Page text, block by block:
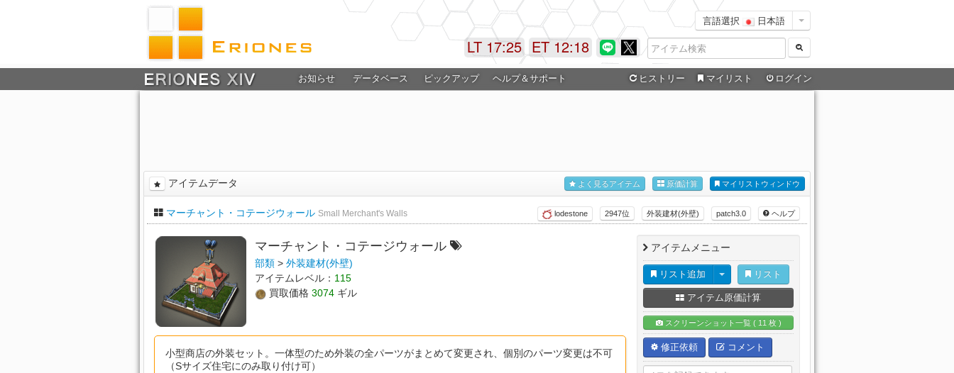
言語選択 日本語
ET 12:18
LT 17:25
お知らせ データベース ピックアップ ヘルプ＆サポート ヒストリー マイリスト ログイン
アイテムデータ マイリストウィンドウ
原価計算
よく見るアイテム
マーチャント・コテージウォール Small Merchant's Walls ヘルプ
patch3.0
外装建材(外壁)
2947位
lodestone
マーチャント・コテージウォール
部類 > 外装建材(外壁)
アイテムレベル： 115
買取価格 3074 ギル
小型商店の外装セット。一体型のため外装の全パーツがまとめて変更され、個別のパーツ変更は不可
（Sサイズ住宅にのみ取り付け可）
アイテムメニュー
リスト追加 リスト
アイテム原価計算
スクリーンショット一覧 ( 11 枚 )
修正依頼 コメント